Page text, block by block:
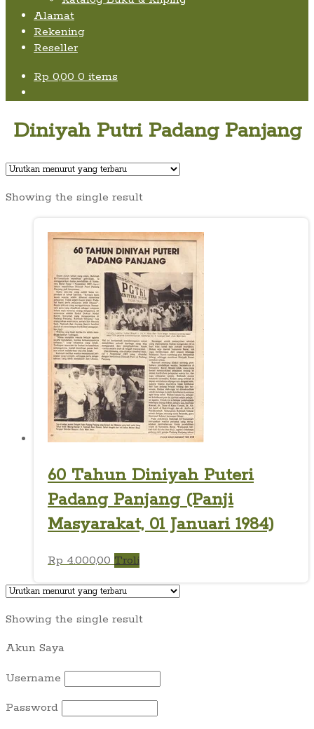
Alamat
Rekening
Reseller
Rp 0,00 0 items
Diniyah Putri Padang Panjang
Showing the single result
60 Tahun Diniyah Puteri
Padang Panjang (Panji
Masyarakat, 01 Januari 1984)
Rp4.000,00 Troli
Showing the single result
Akun Saya
Username
Password